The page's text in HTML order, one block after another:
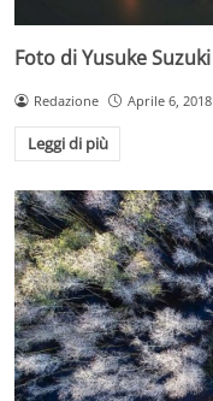
Foto di Yusuke Suzuki
Redazione Aprile 6, 2018
Leggi di più